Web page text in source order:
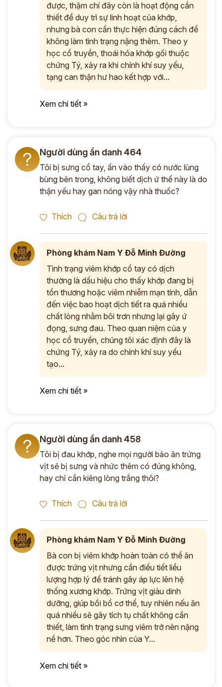
được, thậm chí đây còn là hoạt động cần
thiết để duy trì sự linh hoạt của khớp,
nhưng bà con cần thực hiện đúng cách để
không làm tình trạng nặng thêm. Theo y
học cổ truyền, thoái hóa khớp gối thuộc
chứng Tý, xảy ra khi chính khí suy yếu,
tạng can thận hư hao kết hợp với...
Xem chi tiết »
? Người dùng ẩn danh 464
Tôi bị sưng cổ tay, ấn vào thấy có nước lùng
bùng bên trong, không biết dịch ứ thế này là do
thận yếu hay gan nóng vậy nhà thuốc?
Thích Câu trả lời
Phòng khám Nam Y Đỗ Minh Đường
Tình trạng viêm khớp cổ tay có dịch
thường là dấu hiệu cho thấy khớp đang bị
tổn thương hoặc viêm nhiễm mạn tính, dẫn
đến việc bao hoạt dịch tiết ra quá nhiều
chất lỏng nhằm bôi trơn nhưng lại gây ứ
đọng, sưng đau. Theo quan niệm của y
học cổ truyền, chúng tôi xác định đây là
chứng Tý, xảy ra do chính khí suy yếu
tạo...
Xem chi tiết »
? Người dùng ẩn danh 458
Tôi bị đau khớp, nghe mọi người bảo ăn trứng
vịt sẽ bị sưng và nhức thêm có đúng không,
hay chỉ cần kiêng lòng trắng thôi?
Thích Câu trả lời
Phòng khám Nam Y Đỗ Minh Đường
Bà con bị viêm khớp hoàn toàn có thể ăn
được trứng vịt nhưng cần điều tiết liều
lượng hợp lý để tránh gây áp lực lên hệ
thống xương khớp. Trứng vịt giàu dinh
dưỡng, giúp bồi bổ cơ thể, tuy nhiên nếu ăn
quá nhiều sẽ gây tích tụ chất không cần
thiết, làm tình trạng sưng viêm trở nên nặng
nề hơn. Theo góc nhìn của Y...
Xem chi tiết »